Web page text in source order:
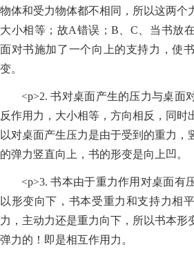
物体和受力物体都不相同，所以这两个
大小相等；故A错误；B、C、当书放
面对书施加了一个向上的支持力，使
变。
<p>2. 书对桌面产生的压力与桌面
反作用力，大小相等，方向相反，同时
以对桌面产生压力是由于受到的重力，
的弹力竖直向上，书的形变是向上凹。
<p>3. 书本由于重力作用对桌面有
以形变向下，书本受重力和支持力相
力，主动力还是重力向下，所以书本形
弹力的！即是相互作用力。